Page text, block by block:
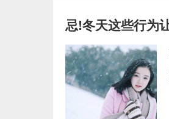
忌!冬天这些行为